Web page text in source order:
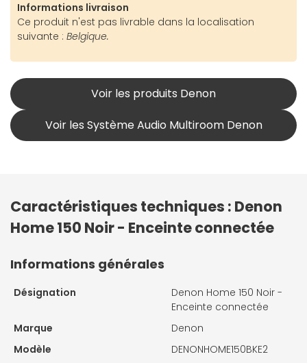
Informations livraison
Ce produit n'est pas livrable dans la localisation
suivante : Belgique.
Voir les produits Denon
Voir les Système Audio Multiroom Denon
Caractéristiques techniques : Denon
Home 150 Noir - Enceinte connectée
Informations générales
Désignation
Denon Home 150 Noir -
Enceinte connectée
Marque
Denon
Modèle
DENONHOME150BKE2